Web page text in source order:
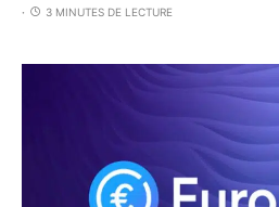
3 MINUTES DE LECTURE